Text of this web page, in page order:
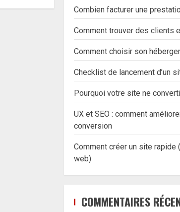
Combien facturer une
Comment trouver des clients
Comment choisir son
Checklist de lancement d’un
Pourquoi votre site ne
UX et SEO : comment
conversion
Comment créer un site rapide
web)
COMMENTAIRES